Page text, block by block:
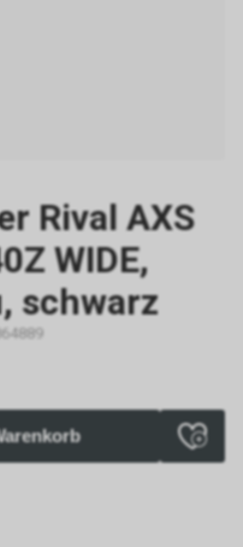
Rival AXS
WIDE,
schwarz